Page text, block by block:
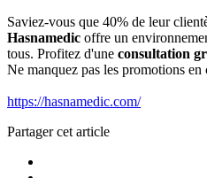
Saviez-vous que 40% de leur
Hasnamedic offre un
tous. Profitez d'une consultation
Ne manquez pas les promotions en
https://hasnamedic.com/
Partager cet article